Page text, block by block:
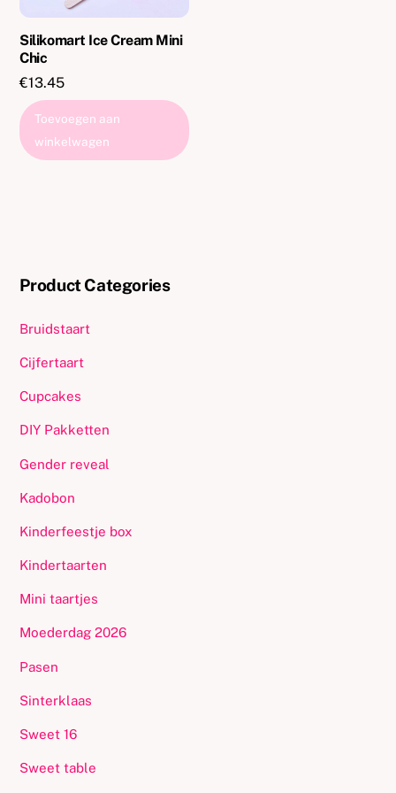
Silikomart Ice Cream Mini
Chic
€13.45
Toevoegen aan
winkelwagen
Product Categories
Bruidstaart
Cijfertaart
Cupcakes
DIY Pakketten
Gender reveal
Kadobon
Kinderfeestje box
Kindertaarten
Mini taartjes
Moederdag 2026
Pasen
Sinterklaas
Sweet 16
Sweet table